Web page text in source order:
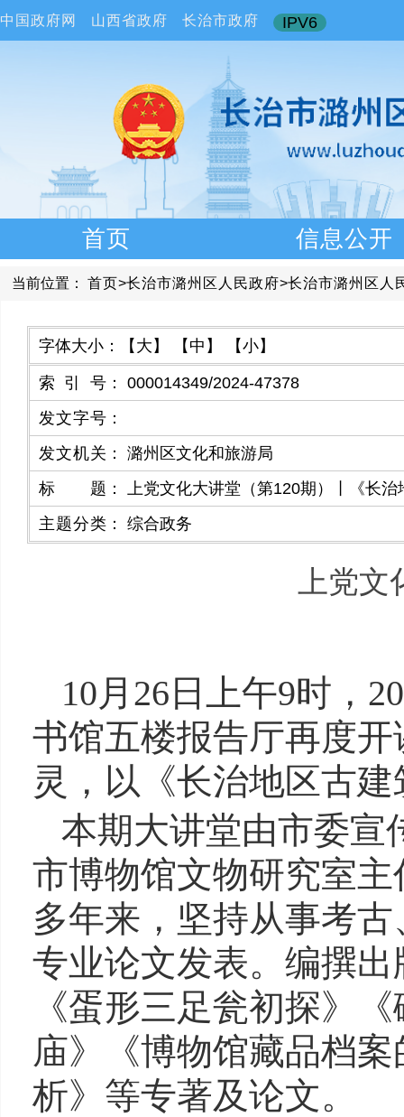
中国政府网 山西省政府 长治市政府 IPV6
首页 信息公开
当前位置： 首页>长治市潞州区人民政府>长治市潞州区人
字体大小： 【大】 【中】 【小】
索引号 ：
000014349/2024-47378
发文字号 ：
发文机关 ：
潞州区文化和旅游局
标题 ：
上党文化大讲堂（第120期）丨《长
主题分类 ： 综合政务
上党
10月26日上午9时，
书馆五楼报告厅再度
灵，以《长治地区古
本期大讲堂由市委宣
市博物馆文物研究室
多年来，坚持从事考
专业论文发表。编撰
《蛋形三足瓮初探》
庙》《博物馆藏品档
析》等专著及论文。